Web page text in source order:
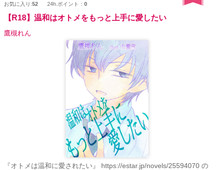
お気に入り:52 24h.ポイント： 0
【R18】温和はオトメをもっと上手に愛したい
鷹槻れん
『オトメは温和に愛されたい』 https://estar.jp/novels/25594070 の